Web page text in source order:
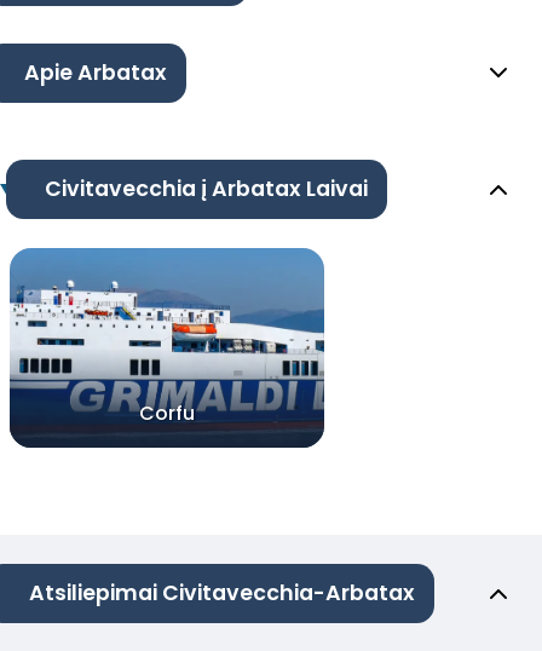
Apie Arbatax
Civitavecchia į Arbatax Laivai
Corfu
Atsiliepimai Civitavecchia-Arbatax